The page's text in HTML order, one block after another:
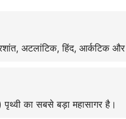
अटलांटिक, हिंद, आर्कटिक और
का सबसे बड़ा महासागर है।